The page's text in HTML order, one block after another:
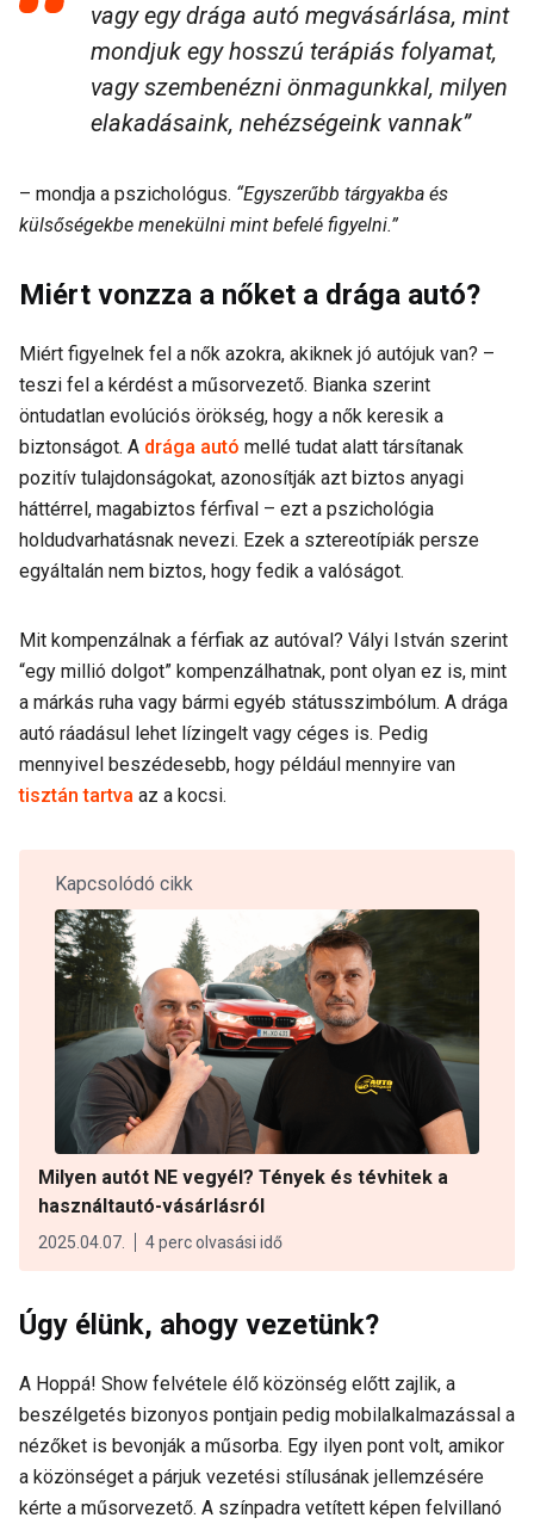
vagy egy drága autó megvásárlása, mint
mondjuk egy hosszú terápiás folyamat,
vagy szembenézni önmagunkkal, milyen
elakadásaink, nehézségeink vannak”
– mondja a pszichológus. “Egyszerűbb tárgyakba és
külsőségekbe menekülni mint befelé figyelni.”
Miért vonzza a nőket a drága autó?
Miért figyelnek fel a nők azokra, akiknek jó autójuk van? –
teszi fel a kérdést a műsorvezető. Bianka szerint
öntudatlan evolúciós örökség, hogy a nők keresik a
biztonságot. A drága autó mellé tudat alatt társítanak
pozitív tulajdonságokat, azonosítják azt biztos anyagi
háttérrel, magabiztos férfival – ezt a pszichológia
holdudvarhatásnak nevezi. Ezek a sztereotípiák persze
egyáltalán nem biztos, hogy fedik a valóságot.
Mit kompenzálnak a férfiak az autóval? Vályi István szerint
“egy millió dolgot” kompenzálhatnak, pont olyan ez is, mint
a márkás ruha vagy bármi egyéb státusszimbólum. A drága
autó ráadásul lehet lízingelt vagy céges is. Pedig
mennyivel beszédesebb, hogy például mennyire van
tisztán tartva az a kocsi.
Kapcsolódó cikk
Milyen autót NE vegyél? Tények és tévhitek a
használtautó-vásárlásról
2025.04.07. 4 perc olvasási idő
Úgy élünk, ahogy vezetünk?
A Hoppá! Show felvétele élő közönség előtt zajlik, a
beszélgetés bizonyos pontjain pedig mobilalkalmazással a
nézőket is bevonják a műsorba. Egy ilyen pont volt, amikor
a közönséget a párjuk vezetési stílusának jellemzésére
kérte a műsorvezető. A színpadra vetített képen felvillanó